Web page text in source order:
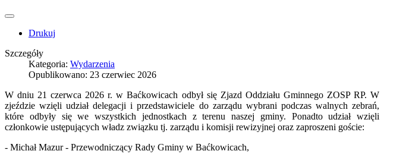
Drukuj
Szczegóły
Kategoria: Wydarzenia
Opublikowano: 23 czerwiec 2026
W dniu 21 czerwca 2026 r. w Baćkowicach odbył się Zjazd Oddziału Gminnego ZOSP RP. W
zjeździe wzięli udział delegacji i przedstawiciele do zarządu wybrani podczas walnych zebrań,
które odbyły się we wszystkich jednostkach z terenu naszej gminy. Ponadto udział wzięli
członkowie ustępujących władz związku tj. zarządu i komisji rewizyjnej oraz zaproszeni goście:
- Michał Mazur - Przewodniczący Rady Gminy w Baćkowicach,